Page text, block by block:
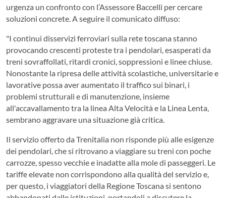
urgenza un confronto con l’Assessore Baccelli per cercare
soluzioni concrete. A seguire il comunicato diffuso:
"I continui disservizi ferroviari sulla rete toscana stanno
provocando crescenti proteste tra i pendolari, esasperati da
treni sovraffollati, ritardi cronici, soppressioni e linee chiuse.
Nonostante la ripresa delle attività scolastiche, universitarie e
lavorative possa aver aumentato il traffico sui binari, i
problemi strutturali e di manutenzione, insieme
all'accavallamento tra la linea Alta Velocità e la Linea Lenta,
sembrano aggravare una situazione già critica.
Il servizio offerto da Trenitalia non risponde più alle esigenze
dei pendolari, che si ritrovano a viaggiare su treni con poche
carrozze, spesso vecchie e inadatte alla mole di passeggeri. Le
tariffe elevate non corrispondono alla qualità del servizio e,
per questo, i viaggiatori della Regione Toscana si sentono